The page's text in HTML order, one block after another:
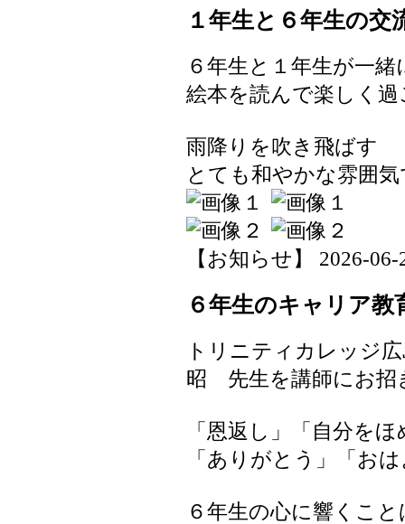
１年生と６年生の交
６年生と１年生が一
絵本を読んで楽しく
雨降りを吹き飛ばす
とても和やかな雰囲
【お知らせ】 2026-
６年生のキャリア教
トリニティカレッジ
昭 先生を講師にお招
「恩返し」「自分を
「ありがとう」「お
６年生の心に響くこ